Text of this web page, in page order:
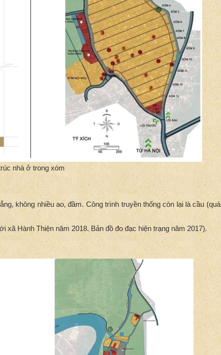
nhà ở trong xóm
không nhiều ao, đầm. Công trình truyền thống còn lại là cầu
xã Hành Thiện năm 2018. Bản đồ đo đạc hiện trạng năm 2017).